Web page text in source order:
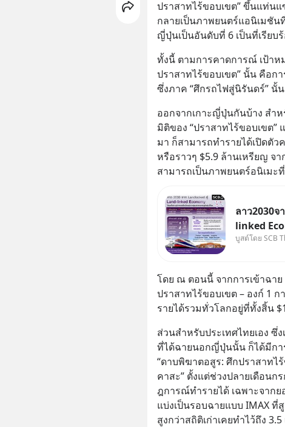
ปราสาทไร้ขอบเขต” ขึ้นแท่นแ
กลายเป็นภาพยนตร์แอนิเมชัน
ญี่ปุ่นเป็นอันดับที่ 6 เป็นที่เรียบ
ทั้งนี้ ตามการคาดการณ์ เป้าห
ปราสาทไร้ขอบเขต” นั้น คือก
ซึ่งภาค “ศึกรถไฟสู่นิรันดร์” นั้
ออกจากเกาะญี่ปุ่นกันบ้าง สำ
มิติของ “ปราสาทไร้ขอบเขต”
มา ก็สามารถทำรายได้เปิดตัว
หรือราวๆ $5.9 ล้านเหรียญ จ
สามารถเป็นภาพยนตร์อนิเมะ
ลาว2030
linked
บทบาทจาก
บูสต์โดย SCB
โดย ณ ตอนนี้ จากการเข้าฉา
ปราสาทไร้ขอบเขต – องก์ 1
รายได้รวมทั่วโลกอยู่ที่ทั้งสิ้น
ส่วนสำหรับประเทศไทยเอง ซึ่
ที่ได้ฉายนอกญี่ปุ่นนั้น ก็ได้มีกา
“ดาบพิฆาตอสูร: ศึกปราสาทไ
คาสะ” ตั้งแต่ช่วงปลายเดือน
ฎการณ์ทำรายได้ เฉพาะจาก
แบ่งเป็นรอบฉายแบบ IMAX ที่
สูงกว่าสถิติเก่าเคยทำไว้ถึง 3.5